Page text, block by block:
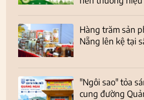
Hàng trăm sản
Nẵng lên kệ tại
"Ngôi sao" tỏa
cung đường